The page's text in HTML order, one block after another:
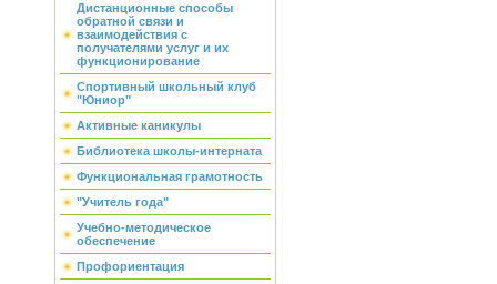
Дистанционные способы
обратной связи и
взаимодействия с
получателями услуг и их
функционирование
Спортивный школьный клуб
"Юниор"
Активные каникулы
Библиотека школы-интерната
Функциональная грамотность
"Учитель года"
Учебно-методическое
обеспечение
Профориентация